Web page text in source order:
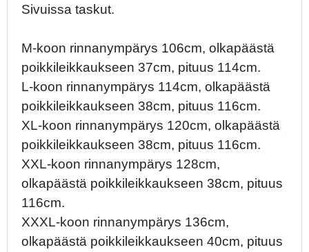
Sivuissa taskut.
M-koon rinnanympärys 106cm, olkapäästä
poikkileikkaukseen 37cm, pituus 114cm.
L-koon rinnanympärys 114cm, olkapäästä
poikkileikkaukseen 38cm, pituus 116cm.
XL-koon rinnanympärys 120cm, olkapäästä
poikkileikkaukseen 38cm, pituus 116cm.
XXL-koon rinnanympärys 128cm,
olkapäästä poikkileikkaukseen 38cm, pituus
116cm.
XXXL-koon rinnanympärys 136cm,
olkapäästä poikkileikkaukseen 40cm, pituus